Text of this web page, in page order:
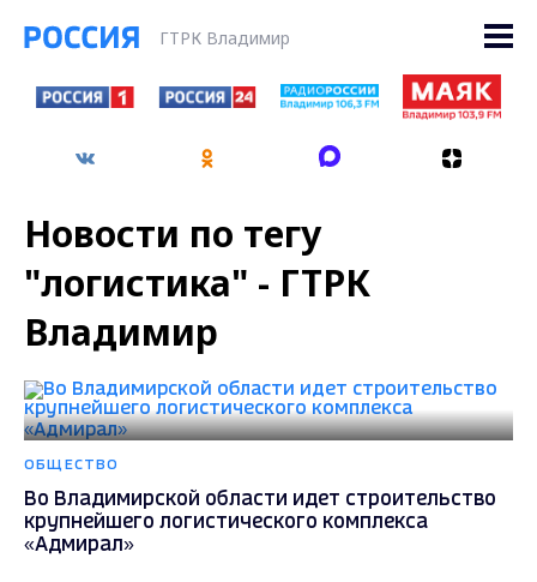
ГТРК Владимир
Новости по тегу
"логистика" - ГТРК
Владимир
ОБЩЕСТВО
Во Владимирской области идет строительство
крупнейшего логистического комплекса
«Адмирал»